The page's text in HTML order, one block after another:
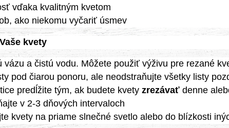
vďaka kvalitným kvetom
ako niekomu vyčariť úsmev
kvety
vázu a čistú vodu. Môžete použiť výživu pre rezané
pod čiarou ponoru, ale neodstraňujte všetky listy
predĺžite tým, ak budete kvety zrezávaťdenne
v 2-3 dňových intervaloch
kvety na priame slnečné svetlo alebo do blízkosti